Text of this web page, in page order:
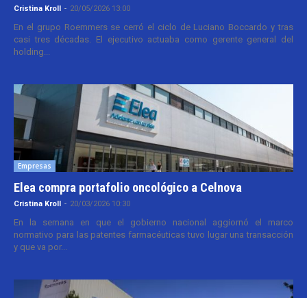
Cristina Kroll - 20/05/2026 13:00
En el grupo Roemmers se cerró el ciclo de Luciano Boccardo y tras
casi tres décadas. El ejecutivo actuaba como gerente general del
holding...
Empresas
Elea compra portafolio oncológico a Celnova
Cristina Kroll - 20/03/2026 10:30
En la semana en que el gobierno nacional aggiornó el marco
normativo para las patentes farmacéuticas tuvo lugar una transacción
y que va por...